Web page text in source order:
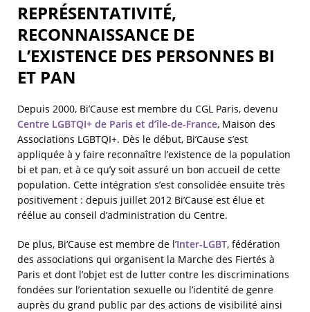
REPRÉSENTATIVITÉ,
RECONNAISSANCE DE
L’EXISTENCE DES PERSONNES BI
ET PAN
Depuis 2000, Bi’Cause est membre du CGL Paris, devenu
Centre LGBTQI+ de Paris et d’île-de-France, Maison des
Associations LGBTQI+. Dès le début, Bi’Cause s’est
appliquée à y faire reconnaître l’existence de la population
bi et pan, et à ce qu’y soit assuré un bon accueil de cette
population. Cette intégration s’est consolidée ensuite très
positivement : depuis juillet 2012 Bi’Cause est élue et
réélue au conseil d’administration du Centre.
De plus, Bi’Cause est membre de l’Inter-LGBT, fédération
des associations qui organisent la Marche des Fiertés à
Paris et dont l’objet est de lutter contre les discriminations
fondées sur l’orientation sexuelle ou l’identité de genre
auprès du grand public par des actions de visibilité ainsi